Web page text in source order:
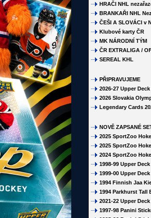
HRAČI NHL
BRANKAŘI NHL
ČEŠI A SLOVÁCI v
Klubové karty ČR
MK NÁRODNÍ TÝM
ČR EXTRALIGA /
SEREAL KHL
PŘIPRAVUJEME
2026-27 Upper
2026 Slovakia
Legendary Cards
NOVĚ ZAPSANÉ
2025 SportZoo
2025 SportZoo
2024 SportZoo
1998-99 Upper Deck
1999-00 Upper Deck
1994 Finnish Jaa
1994 Parkhurst Tall
2021-22 Upper
1997-98 Panini